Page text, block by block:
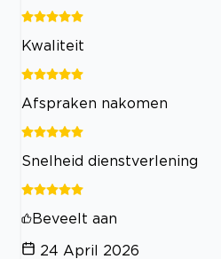
Kwaliteit
Afspraken nakomen
Snelheid dienstverlening
Beveelt aan
24 April 2026